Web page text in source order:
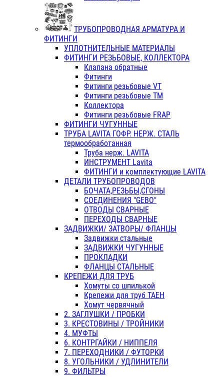
ТРУБОПРОВОДНАЯ АРМАТУРА И
ФИТИНГИ
УПЛОТНИТЕЛЬНЫЕ МАТЕРИАЛЫ
ФИТИНГИ РЕЗЬБОВЫЕ, КОЛЛЕКТОРА
Клапана обратные
Фитинги
Фитинги резьбовые VT
Фитинги резьбовые ТМ
Коллектора
Фитинги резьбовые FRAP
ФИТИНГИ ЧУГУННЫЕ
ТРУБА LAVITA ГОФР. НЕРЖ. СТАЛЬ
термообработанная
Труба нерж. LAVITA
ИНСТРУМЕНТ Lavita
ФИТИНГИ и комплектующие LAVITA
ДЕТАЛИ ТРУБОПРОВОДОВ
БОЧАТА,РЕЗЬБЫ,СГОНЫ
СОЕДИНЕНИЯ "GEBO"
ОТВОДЫ СВАРНЫЕ
ПЕРЕХОДЫ СВАРНЫЕ
ЗАДВИЖКИ/ ЗАТВОРЫ/ ФЛАНЦЫ
Задвижки стальные
ЗАДВИЖКИ ЧУГУННЫЕ
ПРОКЛАДКИ
ФЛАНЦЫ СТАЛЬНЫЕ
КРЕПЕЖИ ДЛЯ ТРУБ
Хомуты со шпилькой
Крепежи для труб ТАЕН
Хомут червячный
2. ЗАГЛУШКИ / ПРОБКИ
3. КРЕСТОВИНЫ / ТРОЙНИКИ
4. МУФТЫ
6. КОНТРГАЙКИ / НИППЕЛЯ
7. ПЕРЕХОДНИКИ / ФУТОРКИ
8. УГОЛЬНИКИ / УДЛИНИТЕЛИ
9. ФИЛЬТРЫ